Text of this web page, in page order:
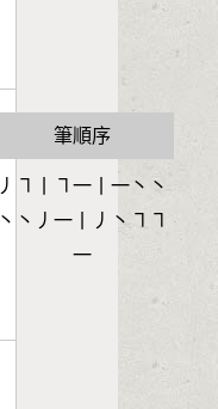
筆順序
丿㇕丨㇕一丨一丶丶
丶丶丿一丨丿丶㇕㇕
一